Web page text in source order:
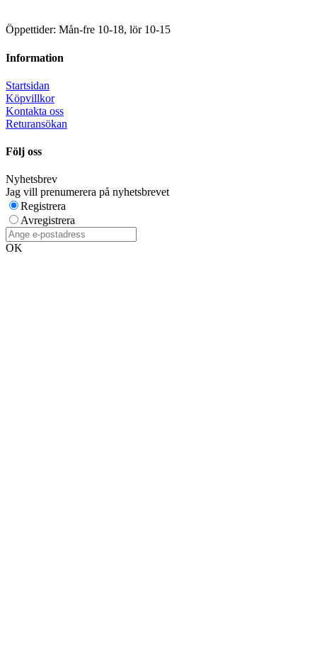
Öppettider: Mån-fre 10-18, lör 10-15
Information
Startsidan
Köpvillkor
Kontakta oss
Returansökan
Följ oss
Nyhetsbrev
Jag vill prenumerera på nyhetsbrevet
Registrera
Avregistrera
OK